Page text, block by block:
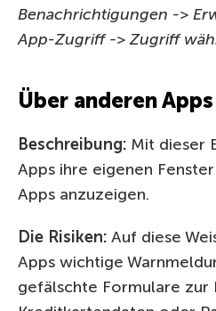
Benachrichtigungen ->
App-Zugriff -> Zugriff
Über anderen
Beschreibung: Mit dieser
Apps ihre eigenen
Apps anzuzeigen.
Die Risiken: Auf diese
Apps wichtige
gefälschte Formulare zur